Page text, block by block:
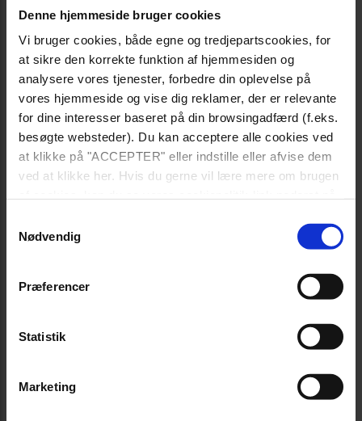
Denne hjemmeside bruger cookies
Vi bruger cookies, både egne og tredjepartscookies, for
at sikre den korrekte funktion af hjemmesiden og
analysere vores tjenester, forbedre din oplevelse på
vores hjemmeside og vise dig reklamer, der er relevante
for dine interesser baseret på din browsingadfærd (f.eks.
besøgte websteder). Du kan acceptere alle cookies ved
at klikke på "ACCEPTER" eller indstille eller afvise dem
ved at klikke her. Hvis du gerne vil lære mere om brugen
Nødvendig
Præferencer
Statistik
Marketing